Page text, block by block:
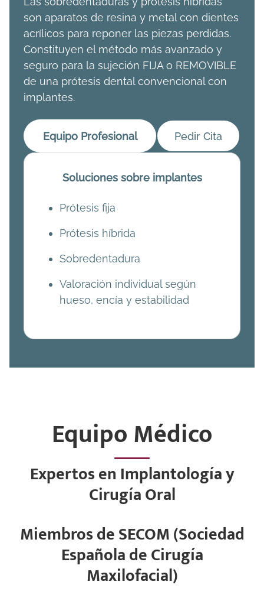
son aparatos de resina y metal con dientes
acrílicos para reponer las piezas perdidas.
Constituyen el método más avanzado y
seguro para la sujeción FIJA o REMOVIBLE
de una prótesis dental convencional con
implantes.
Equipo Profesional Pedir Cita
Soluciones sobre implantes
Prótesis fija
Prótesis híbrida
Sobredentadura
Valoración individual según
hueso, encía y estabilidad
Equipo Médico
Expertos en Implantología y
Cirugía Oral
Miembros de SECOM (Sociedad
Española de Cirugía
Maxilofacial)